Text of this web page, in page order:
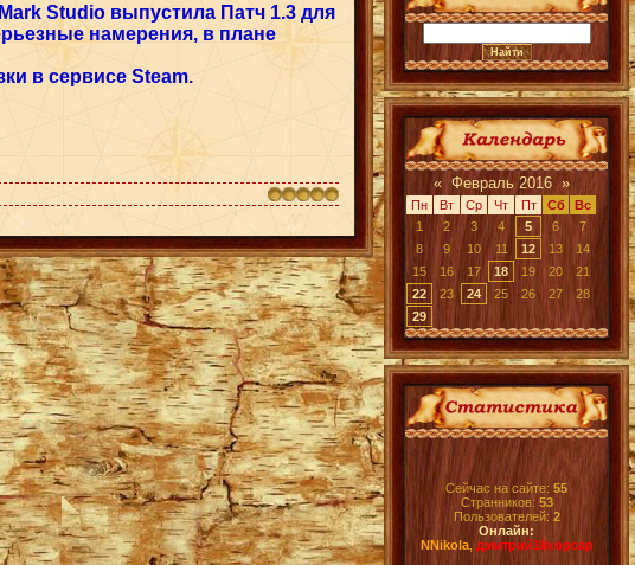
Studio выпустила Патч 1.3 для
намерения, в плане
в сервисе Steam.
« Февраль 2016 »
Пн Вт Ср Чт Пт Сб
Вс
1
2 3 4 5 6
7
8
9 10 11 12 13
14
15
16 17 18 19 20
21
22
23 24 25 26 27
28
29
Сейчас на сайте: 55
Странников: 53
Пользователей: 2
Онлайн:
NNikola, дмитрий18корсар